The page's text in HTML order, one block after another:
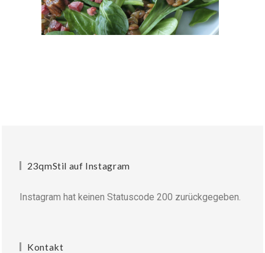
23qmStil auf Instagram
Instagram hat keinen Statuscode 200 zurückgegeben.
Kontakt